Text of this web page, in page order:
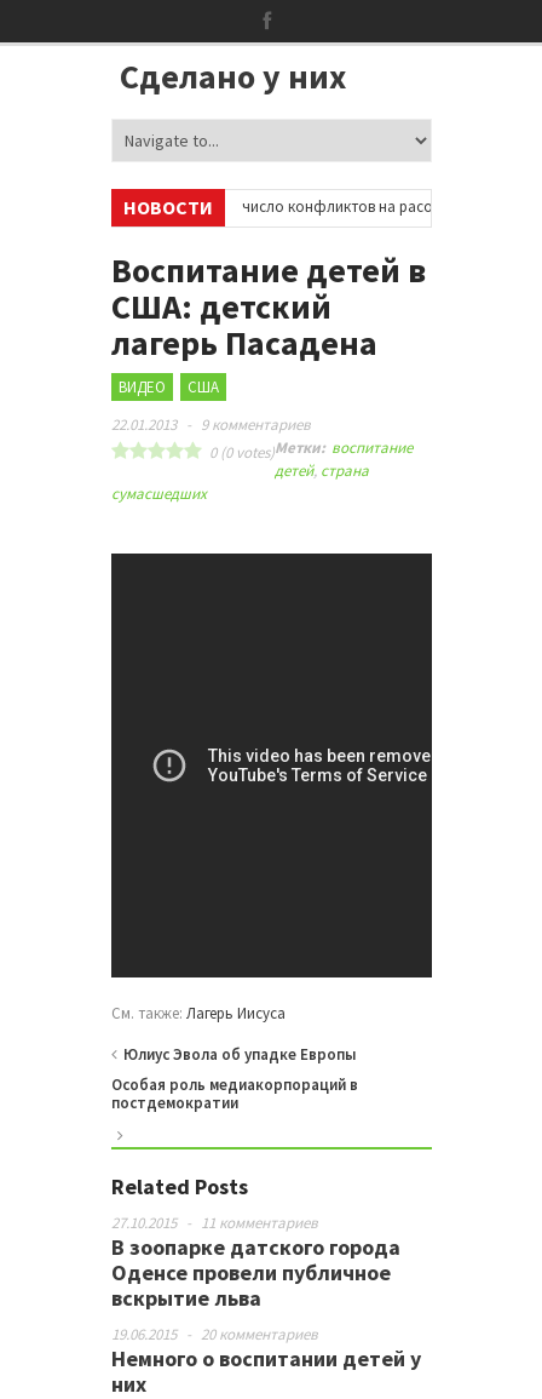
Сделано у них
НОВОСТИ
резко возросло число конфликтов на расовой почве:
Воспитание детей в
США: детский
лагерь Пасадена
ВИДЕО
США
22.01.2013 - 9 комментариев
0(0votes)Метки: воспитание
детей, страна
сумасшедших
См. также: Лагерь Иисуса
Юлиус Эвола об упадке Европы
Особая роль медиакорпораций в
постдемократии
Related Posts
27.10.2015 - 11 комментариев
В зоопарке датского города
Оденсе провели публичное
вскрытие льва
19.06.2015 - 20 комментариев
Немного о воспитании детей у
них